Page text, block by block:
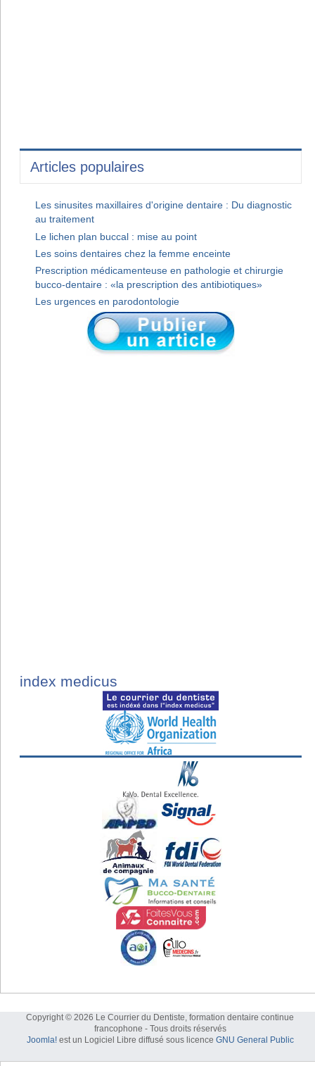
Articles populaires
Les sinusites maxillaires d'origine dentaire : Du diagnostic
au traitement
Le lichen plan buccal : mise au point
Les soins dentaires chez la femme enceinte
Prescription médicamenteuse en pathologie et chirurgie
bucco-dentaire : «la prescription des antibiotiques»
Les urgences en parodontologie
index medicus
Copyright © 2026 Le Courrier du Dentiste, formation dentaire continue
francophone - Tous droits réservés
Joomla!est un Logiciel Libre diffusé sous licence GNU General Public